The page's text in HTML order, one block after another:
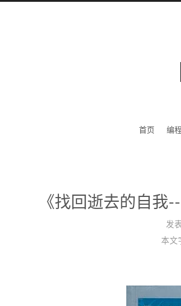
首页 编
《找回逝去的自我
发
本文